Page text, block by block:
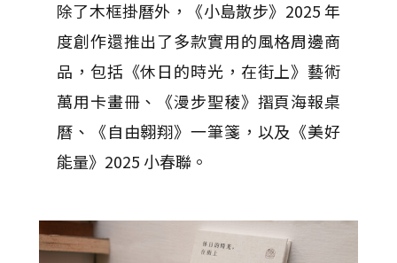
除了木框掛曆外，《小島散步》2025 年
度創作還推出了多款實用的風格周邊商
品，包括《休日的時光，在街上》藝術
萬用卡畫冊、《漫步聖稜》摺頁海報桌
曆、《自由翱翔》一筆箋，以及《美好
能量》2025 小春聯。